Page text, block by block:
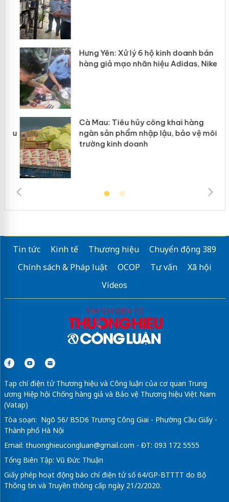
Hưng Yên: Xử lý 6 hộ kinh doanh bán
hàng giả mạo nhãn hiệu Adidas, Nike
Cà Mau: Tiêu hủy công khai hàng
ngàn sản phẩm nhập lậu, bảo vệ môi
trường kinh doanh
Tin tức Kinh tế Thương hiệu
Chuyển động 389
Chính sách & Pháp luật
OCOP Tư vấn
Xã hội
Videos
Tạp chí điện tử Thương hiệu và Công luận của cơ quan Trung
ương Hiệp hội Chống hàng giả và Bảo vệ Thương hiệu Việt Nam
(Vatap)
Tòa soạn: Ngõ 56/ B5D6 Trương Công Giai - Phường Cầu Giấy -
Thành phố Hà Nội
Email: thuonghieucongluan@gmail.com - ĐT: 093 172 5555
Tổng Biên Tập: Vũ Đức Thuận
Giấy phép hoạt động báo chí điện tử số 64/GP-BTTTT do Bộ
Thông tin và Truyền thông cấp ngày 21/2/2020.